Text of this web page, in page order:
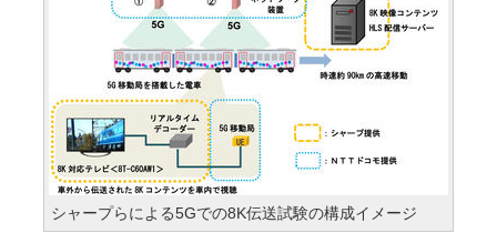
シャープらによる5Gでの8K伝送試験の構成イメージ